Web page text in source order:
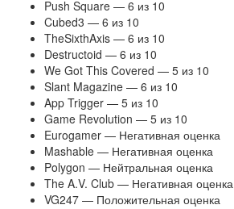
Push Square — 6 из 10
Cubed3 — 6 из 10
TheSixthAxis — 6 из 10
Destructoid — 6 из 10
We Got This Covered — 5 из 10
Slant Magazine — 6 из 10
App Trigger — 5 из 10
Game Revolution — 5 из 10
Eurogamer — Негативная оценка
Mashable — Негативная оценка
Polygon — Нейтральная оценка
The A.V. Club — Негативная оценка
VG247 — Положительная оценка